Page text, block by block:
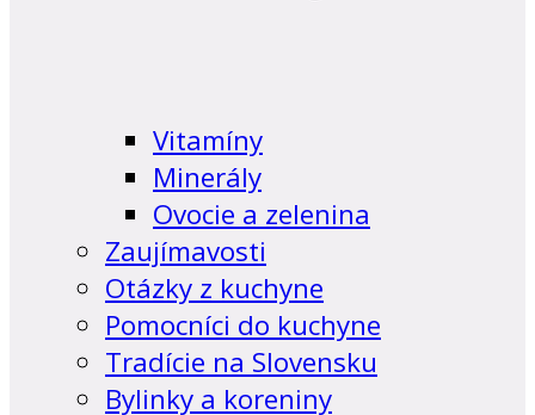
Vitamíny
Minerály
Ovocie a zelenina
Zaujímavosti
Otázky z kuchyne
Pomocníci do kuchyne
Tradície na Slovensku
Bylinky a koreniny